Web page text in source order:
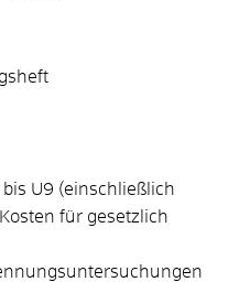
U9 (einschließlich
für gesetzlich